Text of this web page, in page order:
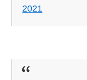
2021